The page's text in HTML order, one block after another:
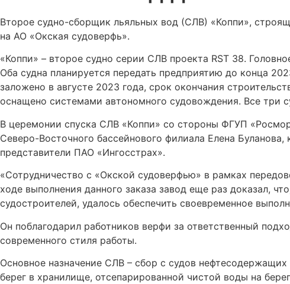
Второе судно-сборщик льяльных вод (СЛВ) «Коппи»,
на АО «Окская судоверфь».
«Коппи» – второе судно серии СЛВ проекта RST 38.
Оба судна планируется передать предприятию до конца
заложено в августе 2023 года, срок окончания
оснащено системами автономного судовождения. Все три
В церемонии спуска СЛВ «Коппи» со стороны ФГУП
Северо-Восточного бассейнового филиала Елена
представители ПАО «Ингосстрах».
«Сотрудничество с «Окской судоверфью» в рамках
ходе выполнения данного заказа завод еще раз доказал,
судостроителей, удалось обеспечить своевременное
Он поблагодарил работников верфи за ответственный
современного стиля работы.
Основное назначение СЛВ – сбор с судов
берег в хранилище, отсепарированной чистой воды на